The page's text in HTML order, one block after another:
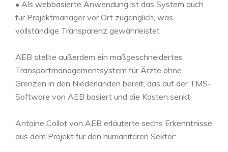
• Als webbasierte Anwendung ist das System auch
für Projektmanager vor Ort zugänglich, was
vollständige Transparenz gewährleistet
AEB stellte außerdem ein maßgeschneidertes
Transportmanagementsystem für Ärzte ohne
Grenzen in den Niederlanden bereit, das auf der TMS-
Software von AEB basiert und die Kosten senkt.
Antoine Collot von AEB erläuterte sechs Erkenntnisse
aus dem Projekt für den humanitären Sektor: